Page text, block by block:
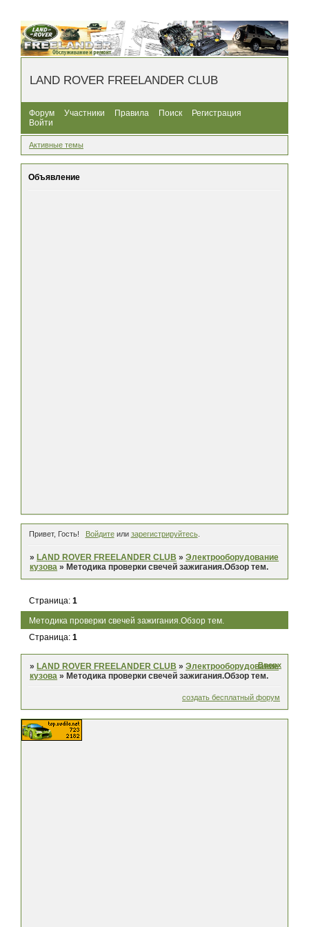
LAND ROVER FREELANDER CLUB
Форум Участники Правила Поиск
Регистрация
Войти
Активные темы
Объявление
Привет, Гость! Войдитеили зарегистрируйтесь.
» LAND ROVER FREELANDER CLUB »Электрооборудование
кузова » Методика проверки свечей зажигания.Обзор тем.
Методика проверки свечей зажигания.Обзор тем.
Страница:1
Страница:1
»LAND ROVER FREELANDER CLUB »Электрооборудование
кузова »Методика проверки свечей зажигания.Обзор тем.
Вверх
создать бесплатный форум